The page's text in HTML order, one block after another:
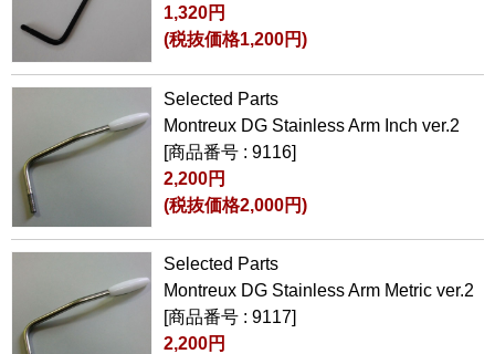
1,320円
(税抜価格1,200円)
Selected Parts
Montreux DG Stainless Arm Inch ver.2
[商品番号 : 9116]
2,200円
(税抜価格2,000円)
Selected Parts
Montreux DG Stainless Arm Metric ver.2
[商品番号 : 9117]
2,200円